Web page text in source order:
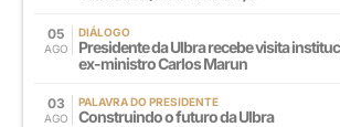
05
AGO
DIÁLOGO
Presidente da Ulbra recebe visita
ex-ministro Carlos Marun
03
AGO
PALAVRA DO PRESIDENTE
Construindo o futuro da Ulbra